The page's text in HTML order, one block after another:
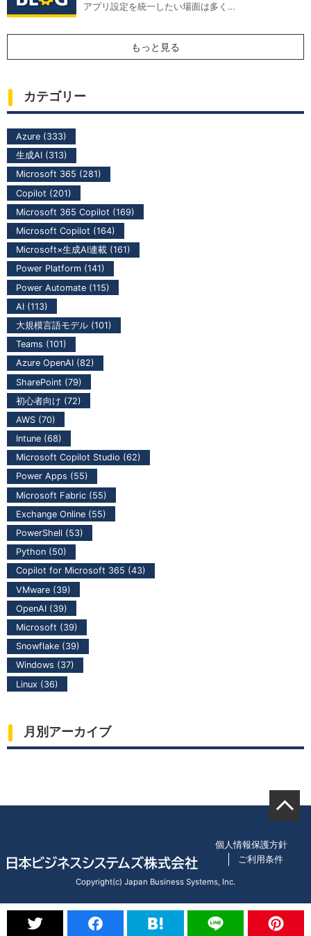
アプリ設定を統一したい場面は多く…
もっと見る
カテゴリー
Azure (333)
生成AI (313)
Microsoft 365 (281)
Copilot (201)
Microsoft 365 Copilot (169)
Microsoft Copilot (164)
Microsoft×生成AI連載 (161)
Power Platform (141)
Power Automate (115)
AI (113)
大規模言語モデル (101)
Teams (101)
Azure OpenAI (82)
SharePoint (79)
初心者向け (72)
AWS (70)
Intune (68)
Microsoft Copilot Studio (62)
Power Apps (55)
Microsoft Fabric (55)
Exchange Online (55)
PowerShell (53)
Python (50)
Copilot for Microsoft 365 (43)
VMware (39)
OpenAI (39)
Microsoft (39)
Snowflake (39)
Windows (37)
Linux (36)
月別アーカイブ
個人情報保護方針
ご利用条件
Copyright(c) Japan Business Systems, Inc.